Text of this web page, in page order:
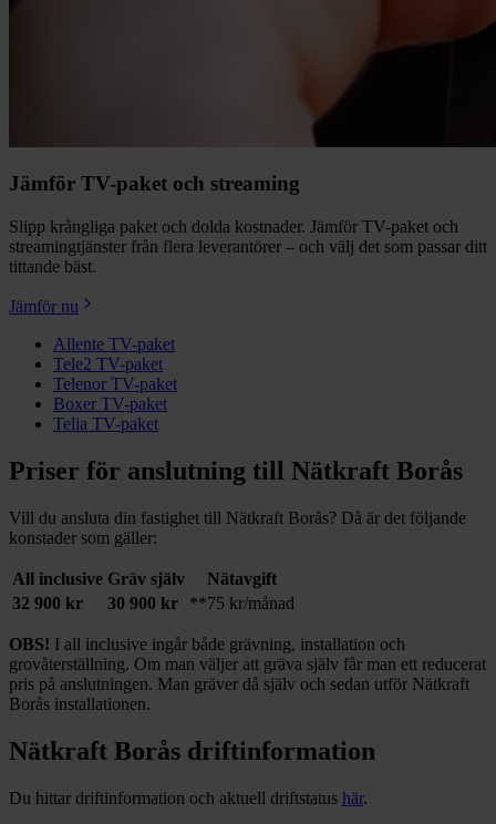
Jämför TV-paket och streaming
Slipp krångliga paket och dolda kostnader. Jämför TV-paket och
streamingtjänster från flera leverantörer – och välj det som passar ditt
tittande bäst.
Jämför nu
Allente TV-paket
Tele2 TV-paket
Telenor TV-paket
Boxer TV-paket
Telia TV-paket
Priser för anslutning till Nätkraft Borås
Vill du ansluta din fastighet till Nätkraft Borås? Då är det följande
konstader som gäller:
All inclusive Gräv själv
Nätavgift
32 900 kr
30 900 kr **75 kr/månad
OBS! I all inclusive ingår både grävning, installation och
grovåterställning. Om man väljer att gräva själv får man ett reducerat
pris på anslutningen. Man gräver då själv och sedan utför Nätkraft
Borås installationen.
Nätkraft Borås driftinformation
Du hittar driftinformation och aktuell driftstatus här.